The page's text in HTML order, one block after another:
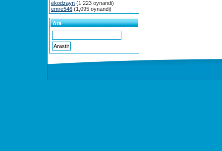
ekodzayn (1,223 oynandi)
emre546 (1,095 oynandi)
Ara